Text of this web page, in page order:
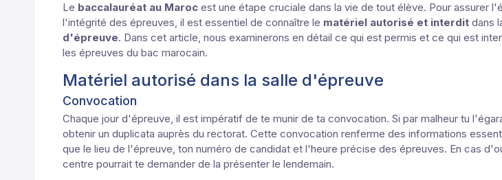
Le baccalauréat au Maroc est une étape cruciale dans la vie de tout élève. Pour assurer
l'intégrité des épreuves, il est essentiel de connaître le matériel autorisé et interdit dans
d'épreuve. Dans cet article, nous examinerons en détail ce qui est permis et ce qui est
les épreuves du bac marocain.
Matériel autorisé dans la salle d'épreuve
Convocation
Chaque jour d'épreuve, il est impératif de te munir de ta convocation. Si par malheur tu
obtenir un duplicata auprès du rectorat. Cette convocation renferme des informations
que le lieu de l'épreuve, ton numéro de candidat et l'heure précise des épreuves. En cas
centre pourrait te demander de la présenter le lendemain.